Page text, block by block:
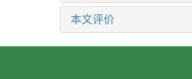
本文评价